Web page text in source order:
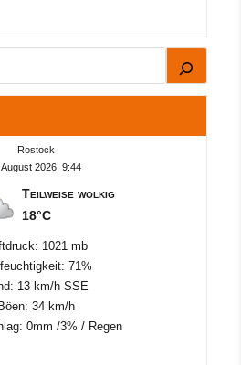
Rostock
August 2026, 9:44
Teilweise wolkig
18°C
1021 mb
71%
13 km/h SSE
34 km/h
0mm /3% / Regen